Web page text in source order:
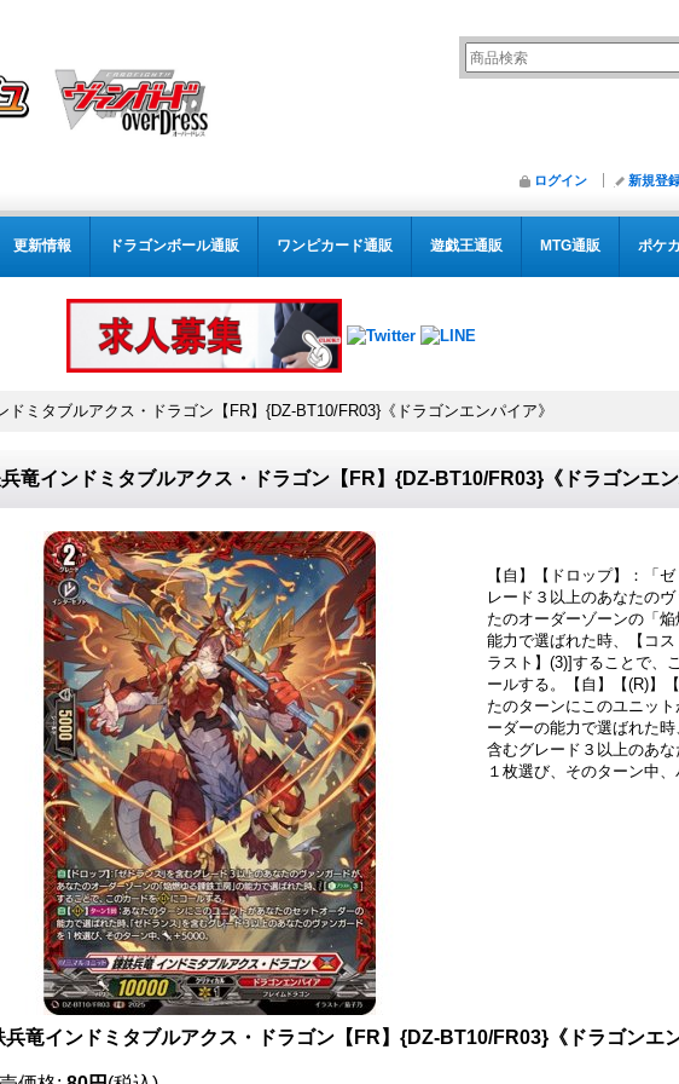
ログイン 新規登
更新情報 ドラゴンボール通販 ワンピカード通販 遊戯王通販 MTG通販 ポケ
ドミタブルアクス・ドラゴン【FR】{DZ-BT10/FR03}《ドラゴンエンパイア》
竜インドミタブルアクス・ドラゴン【FR】{DZ-BT10/FR03}《ドラゴンエン
【自】【ドロップ】：「
レード３以上のあなたの
たのオーダーゾーンの「
能力で選ばれた時、【コ
ラスト】(3)]することで、
ールする。【自】【(R)】
たのターンにこのユニッ
ーダーの能力で選ばれた
含むグレード３以上のあ
１枚選び、そのターン中、
兵竜インドミタブルアクス・ドラゴン【FR】{DZ-BT10/FR03}《ドラゴンエ